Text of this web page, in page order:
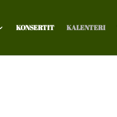
KONSERTIT KALENTERI